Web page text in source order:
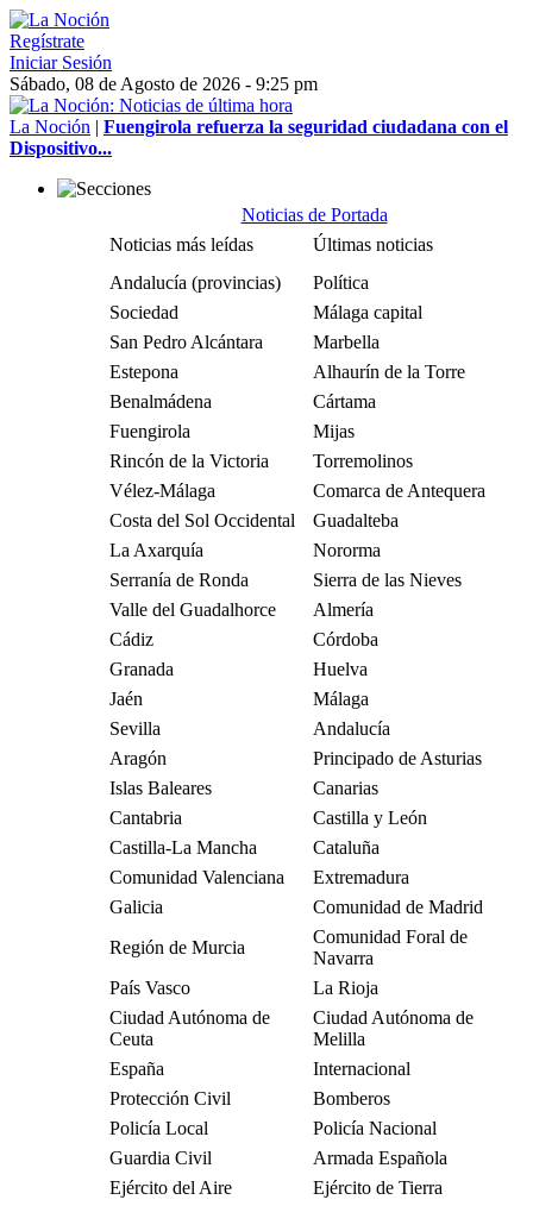
Regístrate
Iniciar Sesión
Sábado, 08 de Agosto de 2026 - 9:25 pm
La Noción | Fuengirola refuerza la seguridad ciudadana con el
Dispositivo...
Noticias de Portada
Noticias más leídas
Últimas noticias
Andalucía (provincias)
Política
Sociedad
Málaga capital
San Pedro Alcántara
Marbella
Estepona
Alhaurín de la Torre
Benalmádena
Cártama
Fuengirola
Mijas
Rincón de la Victoria
Torremolinos
Vélez-Málaga
Comarca de Antequera
Costa del Sol Occidental
Guadalteba
La Axarquía
Nororma
Serranía de Ronda
Sierra de las Nieves
Valle del Guadalhorce
Almería
Cádiz
Córdoba
Granada
Huelva
Jaén
Málaga
Sevilla
Andalucía
Aragón
Principado de Asturias
Islas Baleares
Canarias
Cantabria
Castilla y León
Castilla-La Mancha
Cataluña
Comunidad Valenciana
Extremadura
Galicia
Comunidad de Madrid
Región de Murcia
Comunidad Foral de
Navarra
País Vasco
La Rioja
Ciudad Autónoma de
Ceuta
Ciudad Autónoma de
Melilla
España
Internacional
Protección Civil
Bomberos
Policía Local
Policía Nacional
Guardia Civil
Armada Española
Ejército del Aire
Ejército de Tierra